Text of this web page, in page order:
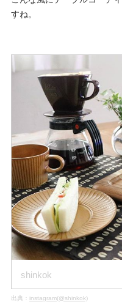
すね。
shinkok
出典： instagram(@shinkok)